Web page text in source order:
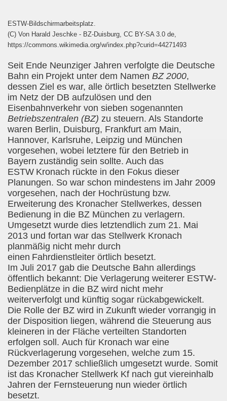
ESTW-Bildschirmarbeitsplatz.
(C) Von Harald Jeschke - BZ-Duisburg, CC BY-SA 3.0 de,
https://commons.wikimedia.org/w/index.php?curid=44271493
Seit Ende Neunziger Jahren verfolgte die Deutsche
Bahn ein Projekt unter dem Namen BZ 2000,
dessen Ziel es war, alle örtlich besetzten Stellwerke
im Netz der DB aufzulösen und den
Eisenbahnverkehr von sieben sogenannten
Betriebszentralen (BZ) zu steuern. Als Standorte
waren Berlin, Duisburg, Frankfurt am Main,
Hannover, Karlsruhe, Leipzig und München
vorgesehen, wobei letztere für den Betrieb in
Bayern zuständig sein sollte. Auch das
ESTW Kronach rückte in den Fokus dieser
Planungen. So war schon mindestens im Jahr 2009
vorgesehen, nach der Hochrüstung bzw.
Erweiterung des Kronacher Stellwerkes, dessen
Bedienung in die BZ München zu verlagern.
Umgesetzt wurde dies letztendlich zum 21. Mai
2013 und fortan war das Stellwerk Kronach
planmäßig nicht mehr durch
einen Fahrdienstleiter örtlich besetzt.
Im Juli 2017 gab die Deutsche Bahn allerdings
öffentlich bekannt: Die Verlagerung weiterer ESTW-
Bedienplätze in die BZ wird nicht mehr
weiterverfolgt und künftig sogar rückabgewickelt.
Die Rolle der BZ wird in Zukunft wieder vorrangig in
der Disposition liegen, während die Steuerung aus
kleineren in der Fläche verteilten Standorten
erfolgen soll. Auch für Kronach war eine
Rückverlagerung vorgesehen, welche zum 15.
Dezember 2017 schließlich umgesetzt wurde. Somit
ist das Kronacher Stellwerk Kf nach gut viereinhalb
Jahren der Fernsteuerung nun wieder örtlich
besetzt.